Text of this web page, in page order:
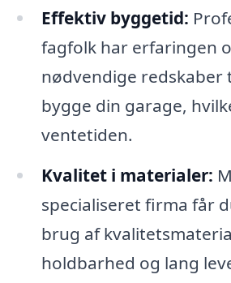
Effektiv byggetid:
fagfolk har erfaringen
nødvendige
bygge din garage,
ventetiden.
Kvalitet i materialer:
specialiseret firma får
brug af
holdbarhed og lang